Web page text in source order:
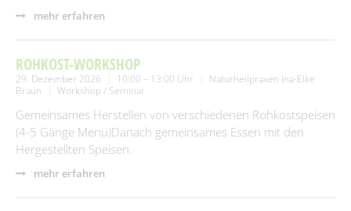
mehr erfahren
ROHKOST-WORKSHOP
29. Dezember 2026 10:00 – 13:00 Uhr
Naturheilpraxen Ina-Elke
Braun
Workshop / Seminar
Gemeinsames Herstellen von verschiedenen Rohkostspeisen
(4-5 Gänge Menü)Danach gemeinsames Essen mit den
Hergestellten Speisen.
mehr erfahren